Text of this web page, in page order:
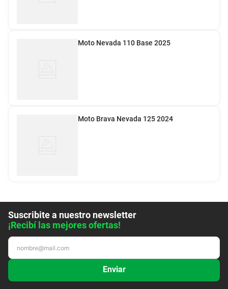
Moto Nevada 110 Base 2025
Moto Brava Nevada 125 2024
Suscribite a nuestro newsletter
¡Recibí las mejores ofertas!
Enviar